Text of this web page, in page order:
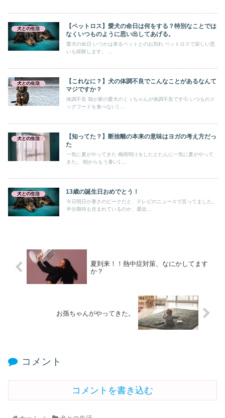
犬との生活
【ペットロス】愛犬の命日は何をする？特別なことでは
なくいつものように思い出してあげる。
愛犬の命日 いつかは来るペットとのお別れ ペットロスで寂しい思
いも経験します。 ...
犬との生活
【これなに？】犬の体調不良でこんなことがあるなんて
マジですか？
体調不良 我が家の愛犬のくぅちゃんが体調不良です💦 いつものド
ッグフードを食べない⤵ ...
犬との生活
【知ってた？】断捨離の本来の意味はヨガの考え方だっ
た
一気に夏がやってきた 梅雨明けをしたとたんに一気に夏がやって
きた。 朝からもう暑い⤵ ...
犬との生活 13歳の誕生日おめでとう！
今日明日が暑さのピークだと、テレビのニュースで言ってました。
半分期待も含まれているのか、最近...
夏到来！！熱中症対策、なにかしてます
か？
お孫ちゃんがやってきた。
コメント
コメントを書き込む